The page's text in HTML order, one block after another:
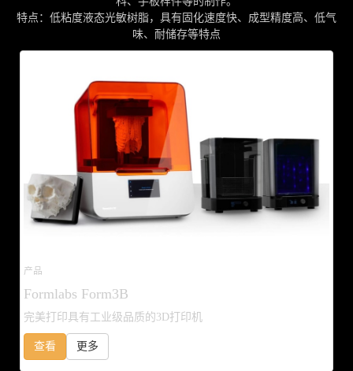
特点：低粘度液态光敏树脂，具有固化速度快、成型精度高、低气
味、耐储存等特点
产品
Formlabs Form3B
完美打印具有工业级品质的3D打印机
查看 更多